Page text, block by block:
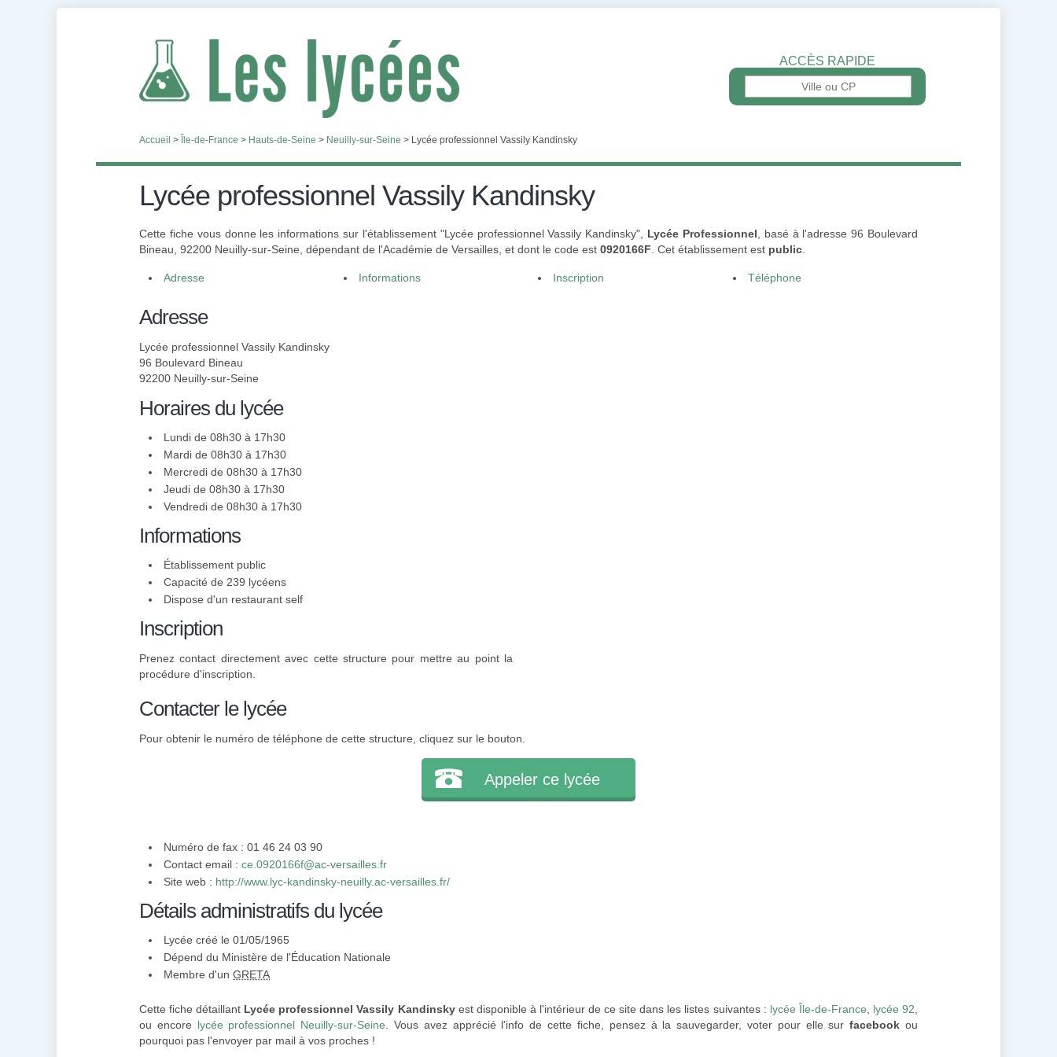
ACCÈS RAPIDE
Accueil > Île-de-France > Hauts-de-Seine > Neuilly-sur-Seine > Lycée professionnel Vassily Kandinsky
Lycée professionnel Vassily Kandinsky
Cette fiche vous donne les informations sur l'établissement "Lycée professionnel Vassily Kandinsky", Lycée Professionnel , basé à l'adresse 96 Boulevard
Bineau, 92200 Neuilly-sur-Seine, dépendant de l'Académie de Versailles, et dont le code est 0920166F . Cet établissement est public
Adresse Informations Inscription Téléphone
Adresse
Lycée professionnel Vassily Kandinsky
96 Boulevard Bineau
92200 Neuilly-sur-Seine
Horaires du lycée
Lundi de 08h30 à 17h30
Mardi de 08h30 à 17h30
Mercredi de 08h30 à 17h30
Jeudi de 08h30 à 17h30
Vendredi de 08h30 à 17h30
Informations
Établissement public
Capacité de 239 lycéens
Dispose d'un restaurant self
Inscription
Prenez contact directement avec cette structure pour mettre au point la
procédure d'inscription.
Contacter le lycée
Pour obtenir le numéro de téléphone de cette structure, cliquez sur le bouton.
Appeler ce lycée
Numéro de fax : 01 46 24 03 90
Contact email : ce.0920166f@ac-versailles.fr
Site web : http://www.lyc-kandinsky-neuilly.ac-versailles.fr/
Détails administratifs du lycée
Lycée créé le 01/05/1965
Dépend du Ministère de l'Éducation Nationale
Membre d'un GRETA
Cette fiche détaillant Lycée professionnel Vassily Kandinskyest disponible à l'intérieur de ce site dans les listes suivantes : lycée Île-de-France lycée 92
ou encore lycée professionnel Neuilly-sur-Seine . Vous avez apprécié l'info de cette fiche, pensez à la sauvegarder, voter pour elle surfacebook ou
pourquoi pas l'envoyer par mail à vos proches !